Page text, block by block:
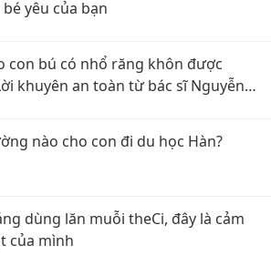
yêu của bạn
con bú có nhổ răng khôn được
khuyên an toàn từ bác sĩ Nguyễn
nào cho con đi du học Hàn?
dùng lăn muỗi theCi, đây là cảm
của mình